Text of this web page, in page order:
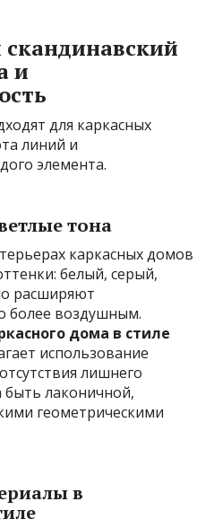
и
для каркасных
линий и
элемента.
тона
каркасных домов
белый, серый,
расширяют
более воздушным.
дома в стиле
использование
лишнего
лаконичной,
геометрическими
в